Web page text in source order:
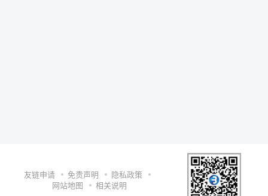
友链申请 免责声明
隐私政策
网站地图
相关说明